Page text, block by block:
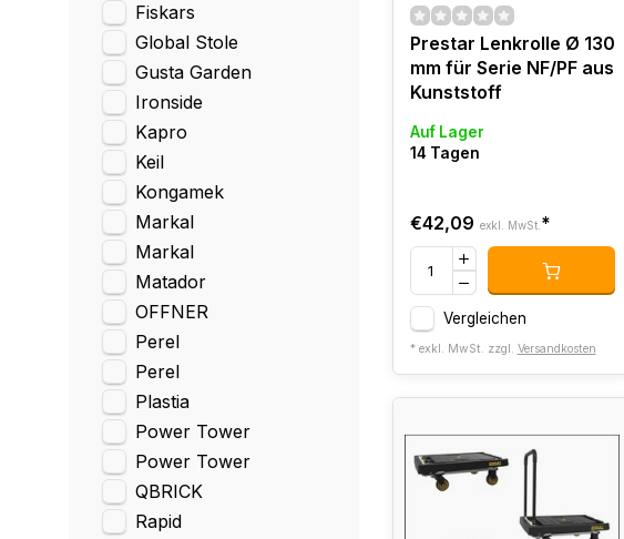
Fiskars
Global Stole
Gusta Garden
Ironside
Kapro
Keil
Kongamek
Markal
Markal
Matador
OFFNER
Perel
Perel
Plastia
Power Tower
Power Tower
QBRICK
Rapid
Prestar Lenkrolle Ø 130
mm für Serie NF/PF aus
Kunststoff
Auf Lager
14 Tagen
€42,09 exkl. MwSt. *
Vergleichen
* exkl. MwSt. zzgl. Versandkosten